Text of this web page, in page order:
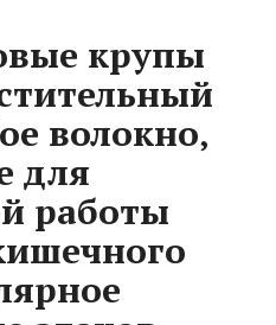
крупы
волокно‚
для
работы